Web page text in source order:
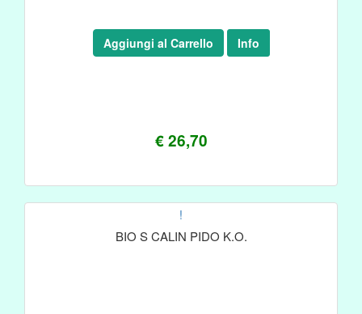
€ 26,70
Aggiungi al Carrello Info
!
BIO S CALIN PIDO K.O.